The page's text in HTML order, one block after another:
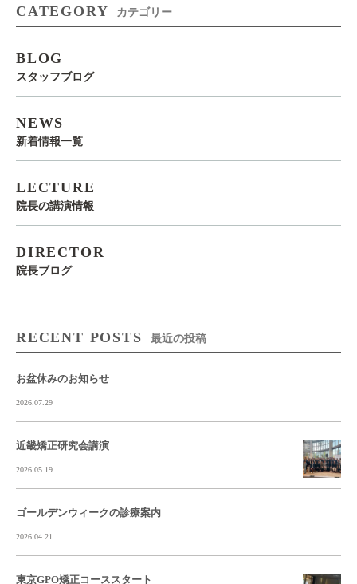
CATEGORY カテゴリー
BLOG
スタッフブログ
NEWS
新着情報一覧
LECTURE
院長の講演情報
DIRECTOR
院長ブログ
RECENT POSTS 最近の投稿
お盆休みのお知らせ
2026.07.29
近畿矯正研究会講演
2026.05.19
ゴールデンウィークの診療案内
2026.04.21
東京GPO矯正コーススタート